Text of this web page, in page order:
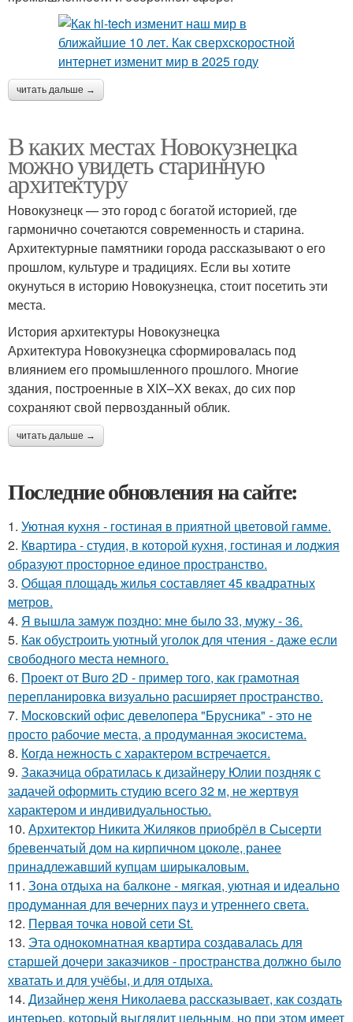
читать дальше →
В каких местах Новокузнецка
можно увидеть старинную
архитектуру
Новокузнецк — это город с богатой историей, где
гармонично сочетаются современность и старина.
Архитектурные памятники города рассказывают о его
прошлом, культуре и традициях. Если вы хотите
окунуться в историю Новокузнецка, стоит посетить эти
места.
История архитектуры Новокузнецка
Архитектура Новокузнецка сформировалась под
влиянием его промышленного прошлого. Многие
здания, построенные в XIX–XX веках, до сих пор
сохраняют свой первозданный облик.
читать дальше →
Последние обновления на сайте:
1. Уютная кухня - гостиная в приятной цветовой гамме.
2. Квартира - студия, в которой кухня, гостиная и лоджия
образуют просторное единое пространство.
3. Общая площадь жилья составляет 45 квадратных
метров.
4. Я вышла замуж поздно: мне было 33, мужу - 36.
5. Как обустроить уютный уголок для чтения - даже если
свободного места немного.
6. Проект от Buro 2D - пример того, как грамотная
перепланировка визуально расширяет пространство.
7. Московский офис девелопера "Брусника" - это не
просто рабочие места, а продуманная экосистема.
8. Когда нежность с характером встречается.
9. Заказчица обратилась к дизайнеру Юлии поздняк с
задачей оформить студию всего 32 м, не жертвуя
характером и индивидуальностью.
10. Архитектор Никита Жиляков приобрёл в Сысерти
бревенчатый дом на кирпичном цоколе, ранее
принадлежавший купцам ширыкаловым.
11. Зона отдыха на балконе - мягкая, уютная и идеально
продуманная для вечерних пауз и утреннего света.
12. Первая точка новой сети St.
13. Эта однокомнатная квартира создавалась для
старшей дочери заказчиков - пространства должно было
хватать и для учёбы, и для отдыха.
14. Дизайнер женя Николаева рассказывает, как создать
интерьер, который выглядит цельным, но при этом имеет